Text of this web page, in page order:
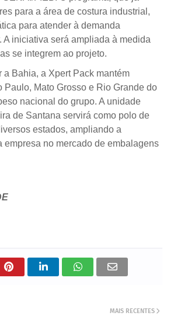
para a área de costura industrial,
para atender à demanda
A iniciativa será ampliada à medida
se integrem ao projeto.
a Bahia, a Xpert Pack mantém
Paulo, Mato Grosso e Rio Grande do
nacional do grupo. A unidade
de Santana servirá como polo de
estados, ampliando a
empresa no mercado de embalagens
MAIS RECENTES